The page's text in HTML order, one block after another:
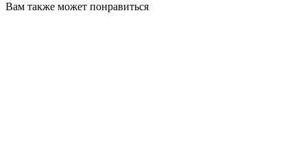
Вам также может понравиться